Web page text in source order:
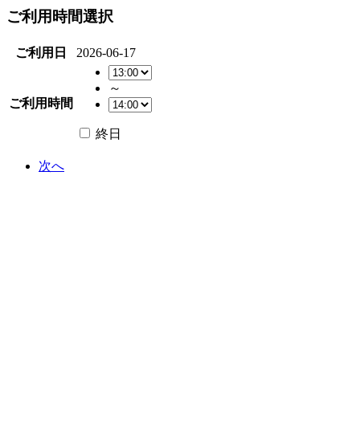
ご利用時間選択
ご利用日 2026-06-17
ご利用時間
～
終日
次へ